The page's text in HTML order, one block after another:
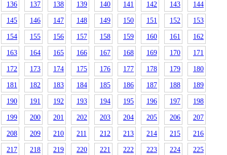
136 137 138 139 140 141 142 143 144
145 146 147 148 149 150 151 152 153
154 155 156 157 158 159 160 161 162
163 164 165 166 167 168 169 170 171
172 173 174 175 176 177 178 179 180
181 182 183 184 185 186 187 188 189
190 191 192 193 194 195 196 197 198
199 200 201 202 203 204 205 206 207
208 209 210 211 212 213 214 215 216
217 218 219 220 221 222 223 224 225